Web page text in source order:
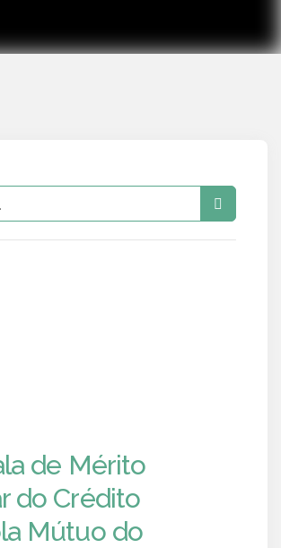
de Mérito
do Crédito
Mútuo do